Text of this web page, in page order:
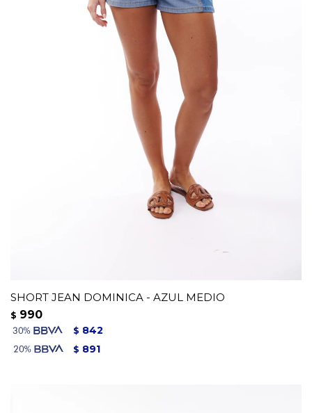
SHORT JEAN DOMINICA - AZUL MEDIO
$ 990
$ 842
$ 891